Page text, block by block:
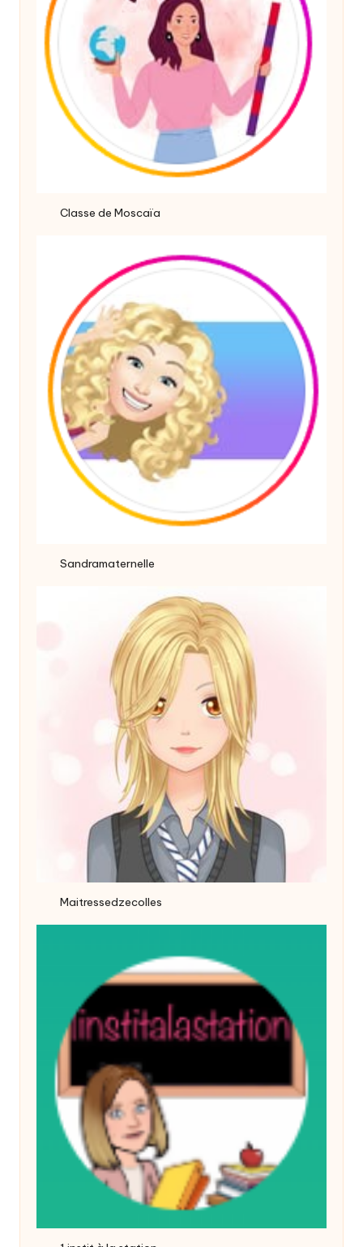
Classe de Moscaïa
Sandramaternelle
Maitressedzecolles